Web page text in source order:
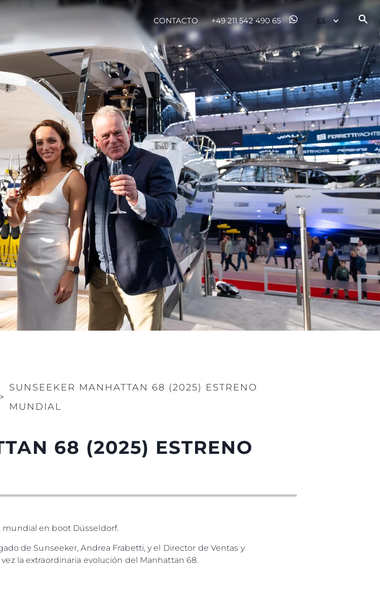
CONTACTO +49 211 542 490 65
>
SUNSEEKER MANHATTAN 68 (2025) ESTRENO
MUNDIAL
68 (2025) ESTRENO
mundial en boot Düsseldorf.
de Sunseeker, Andrea Frabetti, y el Director de Ventas y
la extraordinaria evolución del Manhattan 68.